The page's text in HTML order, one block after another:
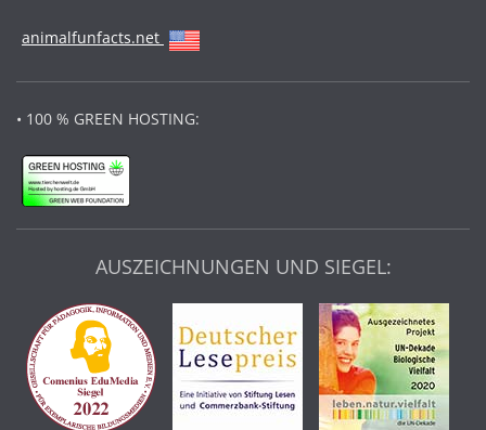
animalfunfacts.net
• 100 % GREEN HOSTING:
AUSZEICHNUNGEN UND SIEGEL: